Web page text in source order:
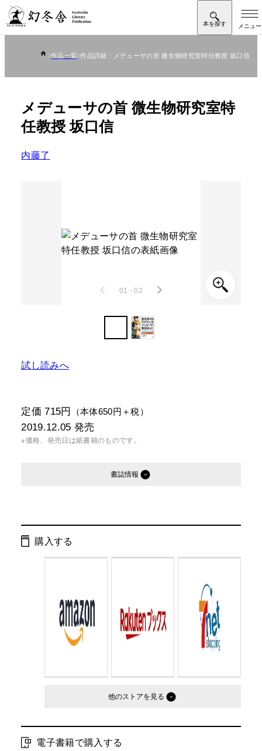
作品一覧 作品詳細：メデューサの首 微生物研究室特任教授 坂口信
メデューサの首 微生物研究室特
任教授 坂口信
内藤了
01 - 02
試し読みへ
定価 715円 （本体650円＋税）
2019.12.05 発売
※価格、発売日は紙書籍のものです。
書誌情報
ISBN：
購入する
他のストア
電子書籍で購入する